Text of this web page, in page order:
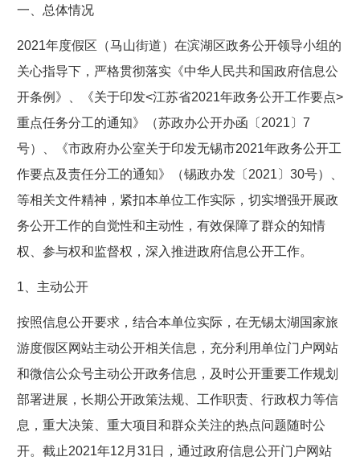
一、总体情况
2021年度假区（马山街道）在滨湖区政务公开领导小组的
关心指导下，严格贯彻落实《中华人民共和国政府信息公
开条例》、《关于印发<江苏省2021年政务公开工作要点>
重点任务分工的通知》（苏政办公开办函〔2021〕7
号）、《市政府办公室关于印发无锡市2021年政务公开工
作要点及责任分工的通知》（锡政办发〔2021〕30号）、
等相关文件精神，紧扣本单位工作实际，切实增强开展政
务公开工作的自觉性和主动性，有效保障了群众的知情
权、参与权和监督权，深入推进政府信息公开工作。
1、主动公开
按照信息公开要求，结合本单位实际，在无锡太湖国家旅
游度假区网站主动公开相关信息，充分利用单位门户网站
和微信公众号主动公开政务信息，及时公开重要工作规划
部署进展，长期公开政策法规、工作职责、行政权力等信
息，重大决策、重大项目和群众关注的热点问题随时公
开。截止2021年12月31日，通过政府信息公开门户网站